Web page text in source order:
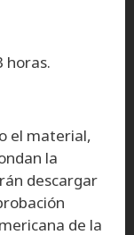
horas.
el material,
la
descargar
de la